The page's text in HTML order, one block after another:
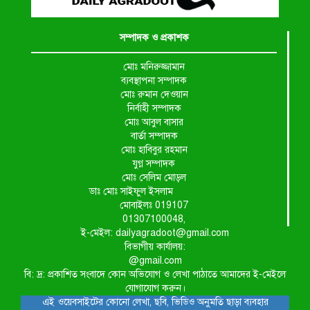
সম্পাদক ও প্রকাশক
মোঃ মনিরুজ্জামান
ব্যবস্থাপনা সম্পাদক
মোঃ রুমান দেওয়ান
নির্বাহী সম্পাদক
মোঃ আবুল বাসার
বার্তা সম্পাদক
মোঃ হাবিবুর রহমান
যুগ্ন সম্পাদক
মোঃ সেলিম মোড়ল
ডাঃ মোঃ সাইফুল ইসলাম
মোবাইলঃ 019107
01307100048,
ই-মেইল: dailyagradoot@gmail.com
বিভাগীয় কার্যালয়:
@gmail.com
বি: দ্র: প্রকাশিত সংবাদে কোন অভিযোগ ও লেখা পাঠাতে আমাদের ই-মেইলে
যোগাযোগ করুন।
এই ওয়েবসাইটের কোনো লেখা, ছবি, ভিডিও অনুমতি ছাড়া ব্যবহার